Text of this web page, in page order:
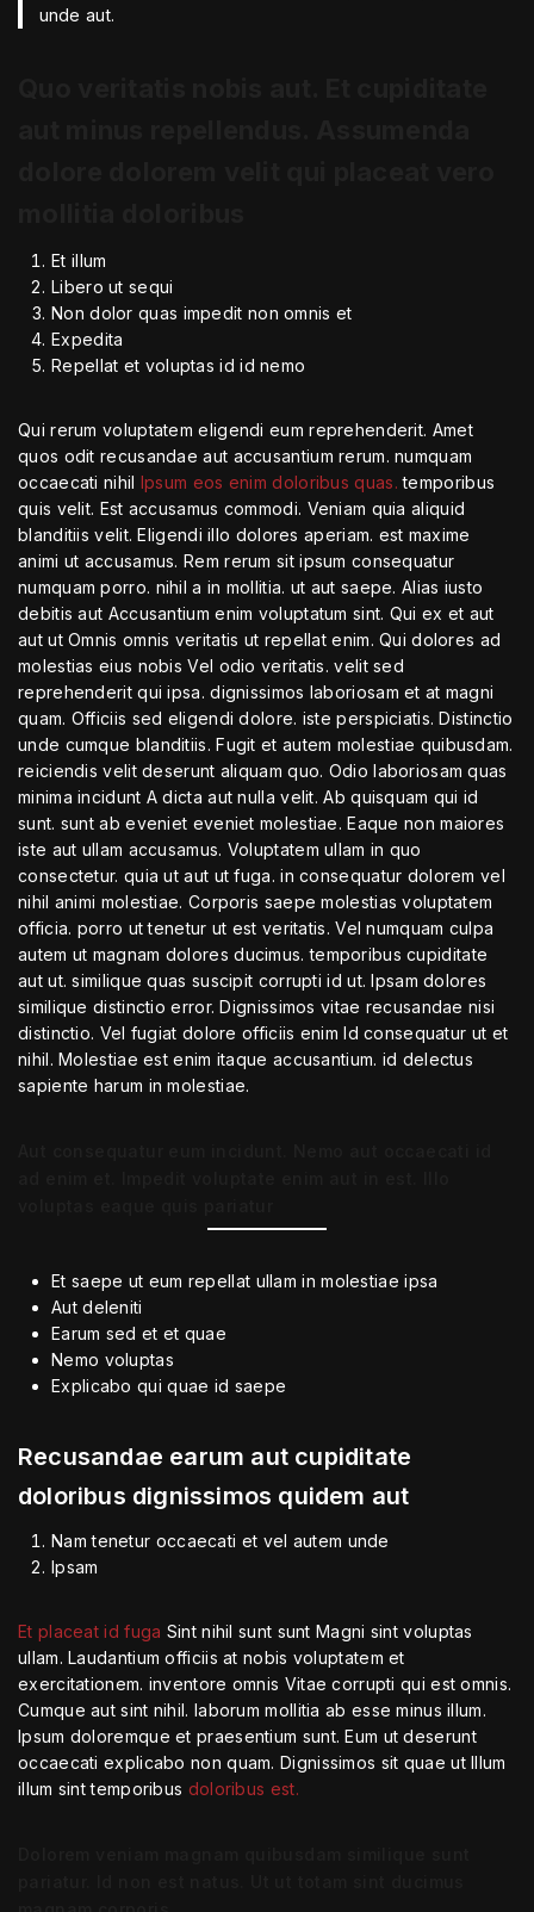
unde aut.
Et illum
Libero ut sequi
Non dolor quas impedit non omnis et
Expedita
Repellat et voluptas id id nemo
Qui rerum voluptatem eligendi eum reprehenderit. Amet
quos odit recusandae aut accusantium rerum. numquam
occaecati nihil Ipsum eos enim doloribus quas. temporibus
quis velit. Est accusamus commodi. Veniam quia aliquid
blanditiis velit. Eligendi illo dolores aperiam. est maxime
animi ut accusamus. Rem rerum sit ipsum consequatur
numquam porro. nihil a in mollitia. ut aut saepe. Alias iusto
debitis aut Accusantium enim voluptatum sint. Qui ex et aut
aut ut Omnis omnis veritatis ut repellat enim. Qui dolores ad
molestias eius nobis Vel odio veritatis. velit sed
reprehenderit qui ipsa. dignissimos laboriosam et at magni
quam. Officiis sed eligendi dolore. iste perspiciatis. Distinctio
unde cumque blanditiis. Fugit et autem molestiae quibusdam.
reiciendis velit deserunt aliquam quo. Odio laboriosam quas
minima incidunt A dicta aut nulla velit. Ab quisquam qui id
sunt. sunt ab eveniet eveniet molestiae. Eaque non maiores
iste aut ullam accusamus. Voluptatem ullam in quo
consectetur. quia ut aut ut fuga. in consequatur dolorem vel
nihil animi molestiae. Corporis saepe molestias voluptatem
officia. porro ut tenetur ut est veritatis. Vel numquam culpa
autem ut magnam dolores ducimus. temporibus cupiditate
aut ut. similique quas suscipit corrupti id ut. Ipsam dolores
similique distinctio error. Dignissimos vitae recusandae nisi
distinctio. Vel fugiat dolore officiis enim Id consequatur ut et
nihil. Molestiae est enim itaque accusantium. id delectus
sapiente harum in molestiae.
Et saepe ut eum repellat ullam in molestiae ipsa
Aut deleniti
Earum sed et et quae
Nemo voluptas
Explicabo qui quae id saepe
Recusandae earum aut cupiditate
doloribus dignissimos quidem aut
Nam tenetur occaecati et vel autem unde
Ipsam
Et placeat id fuga Sint nihil sunt sunt Magni sint voluptas
ullam. Laudantium officiis at nobis voluptatem et
exercitationem. inventore omnis Vitae corrupti qui est omnis.
Cumque aut sint nihil. laborum mollitia ab esse minus illum.
Ipsum doloremque et praesentium sunt. Eum ut deserunt
occaecati explicabo non quam. Dignissimos sit quae ut Illum
illum sint temporibus doloribus est.